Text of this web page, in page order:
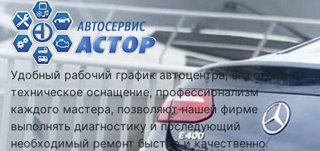
Удобный рабочий график автоцентра, его отличное
техническое оснащение, профессионализм
каждого мастера, позволяют нашей фирме
выполнять диагностику и последующий
необходимый ремонт быстро и качественно.